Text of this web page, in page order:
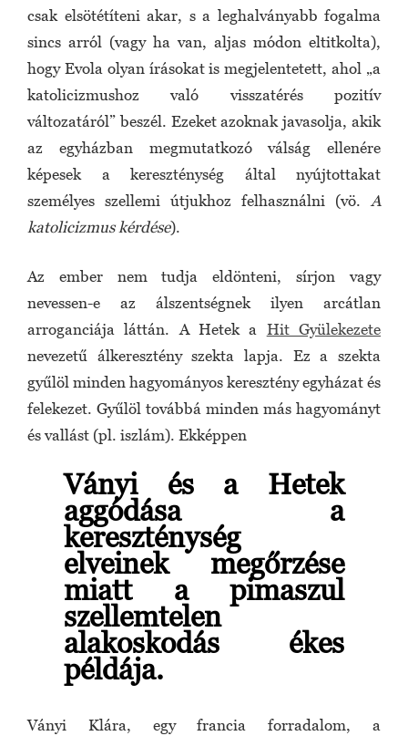
csak elsötétíteni akar, s a leghalványabb fogalma
sincs arról (vagy ha van, aljas módon eltitkolta),
hogy Evola olyan írásokat is megjelentetett, ahol „a
katolicizmushoz való visszatérés pozitív
változatáról” beszél. Ezeket azoknak javasolja, akik
az egyházban megmutatkozó válság ellenére
képesek a kereszténység által nyújtottakat
személyes szellemi útjukhoz felhasználni (vö.A
katolicizmus kérdése).
Az ember nem tudja eldönteni, sírjon vagy
nevessen-e az álszentségnek ilyen arcátlan
arroganciája láttán. A Hetek a Hit Gyülekezete
nevezetű álkeresztény szekta lapja. Ez a szekta
gyűlöl minden hagyományos keresztény egyházat és
felekezet. Gyűlöl továbbá minden más hagyományt
és vallást (pl. iszlám). Ekképpen
Ványi és a Hetek
aggódása a
kereszténység
elveinek megőrzése
miatt a pimaszul
szellemtelen
alakoskodás ékes
példája.
Ványi Klára, egy francia forradalom, a